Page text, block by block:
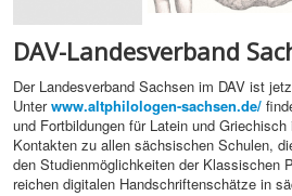
DAV-Landesverband
Der Landesverband Sachsen im DAV ist
Unter www.altphilologen-sachsen.de/
und Fortbildungen für Latein und
Kontakten zu allen sächsischen Schulen,
den Studienmöglichkeiten der Klassischen
reichen digitalen Handschriftenschätze in